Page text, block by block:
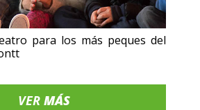
para los más peques del
VERMÁS